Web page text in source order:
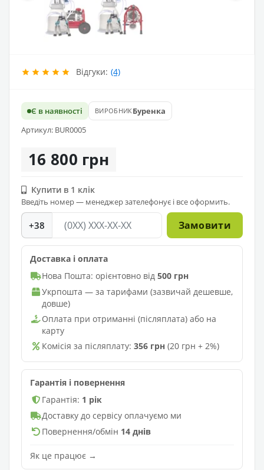
Відгуки: (4)
Є в наявності ВИРОБНИКБуренка
Артикул: BUR0005
16 800 грн
Купити в 1 клік
Введіть номер — менеджер зателефонує і все оформить.
+38 Замовити
Доставка і оплата
Нова Пошта: орієнтовно від 500 грн
Укрпошта — за тарифами (зазвичай дешевше,
довше)
Оплата при отриманні (післяплата) або на
карту
Комісія за післяплату: 356 грн (20 грн + 2%)
Гарантія і повернення
Гарантія: 1 рік
Доставку до сервісу оплачуємо ми
Повернення/обмін 14 днів
Як це працює →